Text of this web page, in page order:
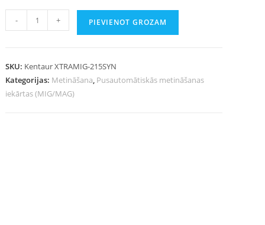
- + PIEVIENOT GROZAM
SKU: Kentaur XTRAMIG-215SYN
Kategorijas: Metināšana, Pusautomātiskās metināšanas
iekārtas (MIG/MAG)